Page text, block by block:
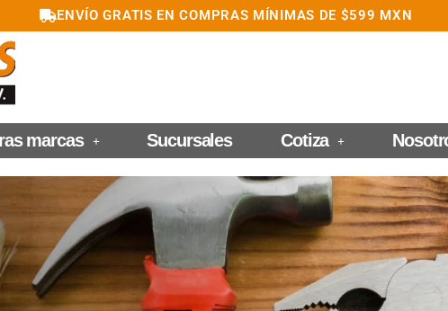
ENVÍO GRATIS EN COMPRAS MÍNIMAS DE $599 MXN
marcas Sucursales Cotiza